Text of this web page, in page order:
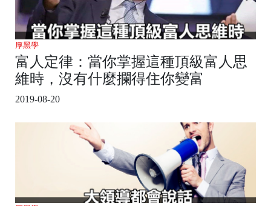
厚黑學
富人定律：當你掌握這種頂級富人思
維時，沒有什麼攔得住你變富
2019-08-20